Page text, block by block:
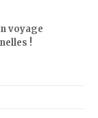
voyage
!